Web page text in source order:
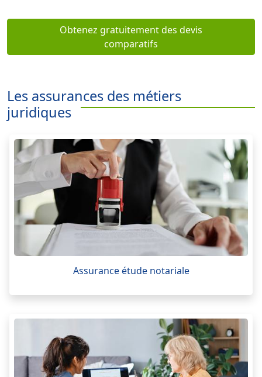
Obtenez gratuitement des devis
comparatifs
Les assurances des métiers
juridiques
Assurance étude notariale